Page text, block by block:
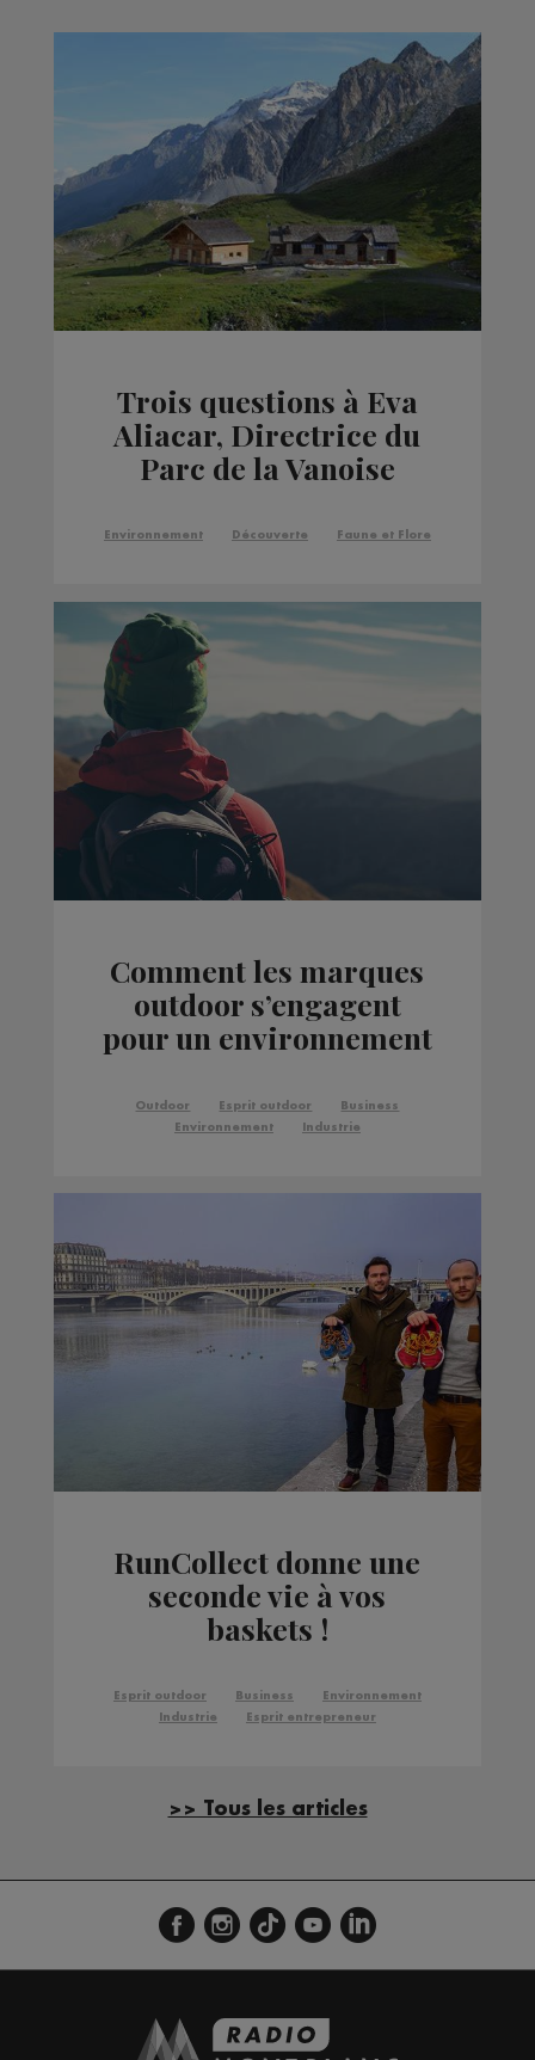
Trois questions à Eva
Aliacar, Directrice du
Parc de la Vanoise
Environnement Découverte Faune et Flore
Comment les marques
outdoor s’engagent
pour un environnement
Outdoor Esprit outdoor
Business
Environnement
Industrie
RunCollect donne une
seconde vie à vos
baskets !
Esprit outdoor Business
Environnement
Industrie
Esprit entrepreneur
>> Tous les articles